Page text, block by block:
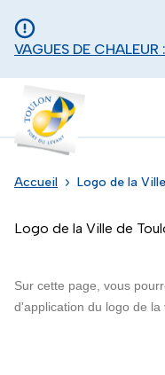
VAGUES DE
Toulon - Port du levant,
Accueil Logo de la
Logo de la Ville de
Sur cette page, vous
d'application du logo de la